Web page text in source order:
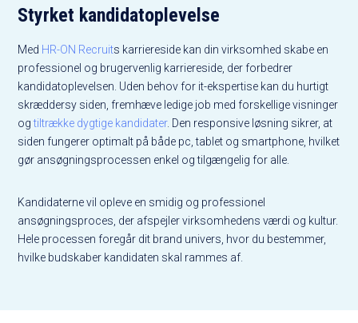
Styrket kandidatoplevelse
Med HR-ON Recruits karriereside kan din virksomhed skabe en
professionel og brugervenlig karriereside, der forbedrer
kandidatoplevelsen. Uden behov for it-ekspertise kan du hurtigt
skræddersy siden, fremhæve ledige job med forskellige visninger
ogtiltrække dygtige kandidater. Den responsive løsning sikrer, at
siden fungerer optimalt på både pc, tablet og smartphone, hvilket
gør ansøgningsprocessen enkel og tilgængelig for alle.
Kandidaterne vil opleve en smidig og professionel
ansøgningsproces, der afspejler virksomhedens værdi og kultur.
Hele processen foregår dit brand univers, hvor du bestemmer,
hvilke budskaber kandidaten skal rammes af.